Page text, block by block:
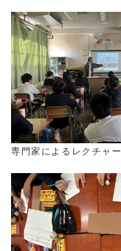
専門家によるレクチャー